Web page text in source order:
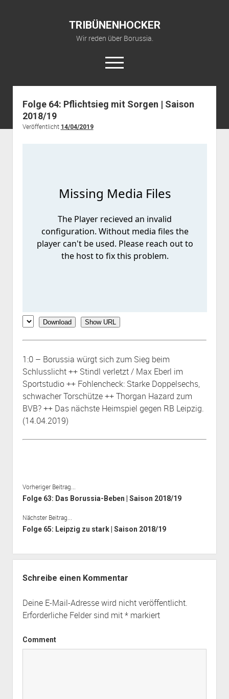
TRIBÜNENHOCKER
Wir reden über Borussia.
open
menu
twitteryoutubefohlenkanal@gmail.com
Folge 64: Pflichtsieg mit Sorgen | Saison
2018/19
Veröffentlicht 14/04/2019
Download Show URL
1:0 – Borussia würgt sich zum Sieg beim
Schlusslicht ++ Stindl verletzt / Max Eberl im
Sportstudio ++ Fohlencheck: Starke Doppelsechs,
schwacher Torschütze ++ Thorgan Hazard zum
BVB? ++ Das nächste Heimspiel gegen RB Leipzig.
(14.04.2019)
Vorheriger Beitrag...
Folge 63: Das Borussia-Beben | Saison 2018/19
Nächster Beitrag...
Folge 65: Leipzig zu stark | Saison 2018/19
Schreibe einen Kommentar
Deine E-Mail-Adresse wird nicht veröffentlicht.
Erforderliche Felder sind mit*markiert
Comment